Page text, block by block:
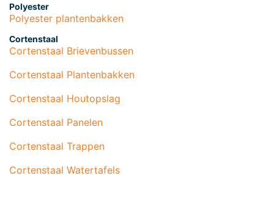
Polyester
Polyester plantenbakken
Cortenstaal
Cortenstaal Brievenbussen
Cortenstaal Plantenbakken
Cortenstaal Houtopslag
Cortenstaal Panelen
Cortenstaal Trappen
Cortenstaal Watertafels